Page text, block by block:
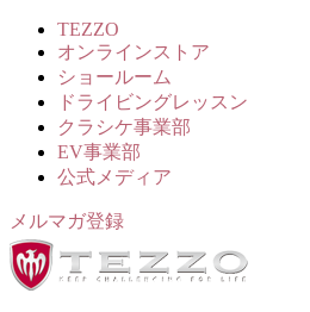
TEZZO
オンラインストア
ショールーム
ドライビングレッスン
クラシケ事業部
EV事業部
公式メディア
メルマガ登録